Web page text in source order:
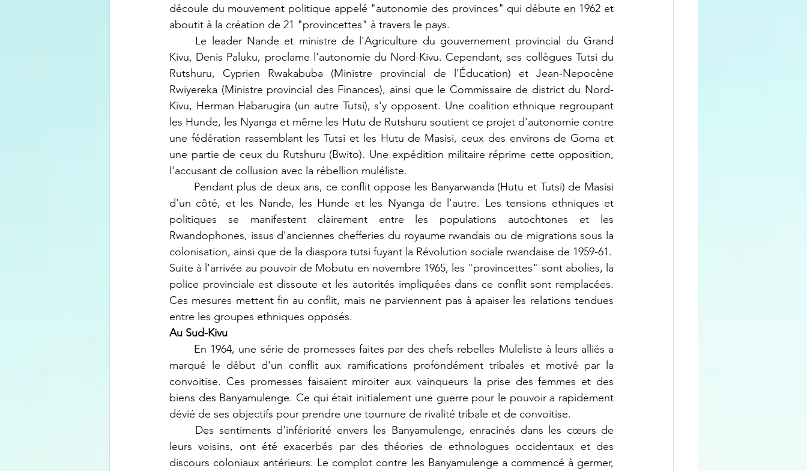
découle du mouvement politique appelé "autonomie des provinces" qui débute en 1962 et
aboutit à la création de 21 "provincettes" à travers le pays.
Kivu, Denis Paluku, proclame l'autonomie du Nord-Kivu. Cependant, ses collègues Tutsi du
Rutshuru, Cyprien Rwakabuba (Ministre provincial de l'Éducation) et Jean-Nepocène
Rwiyereka (Ministre provincial des Finances), ainsi que le Commissaire de district du Nord-
Kivu, Herman Habarugira (un autre Tutsi), s'y opposent. Une coalition ethnique regroupant
les Hunde, les Nyanga et même les Hutu de Rutshuru soutient ce projet d'autonomie contre
une fédération rassemblant les Tutsi et les Hutu de Masisi, ceux des environs de Goma et
une partie de ceux du Rutshuru (Bwito). Une expédition militaire réprime cette opposition,
l'accusant de collusion avec la rébellion muléliste.
d'un côté, et les Nande, les Hunde et les Nyanga de l'autre. Les tensions ethniques et
politiques se manifestent clairement entre les populations autochtones et les
Rwandophones, issus d'anciennes chefferies du royaume rwandais ou de migrations sous la
colonisation, ainsi que de la diaspora tutsi fuyant la Révolution sociale rwandaise de 1959-61.
Suite à l'arrivée au pouvoir de Mobutu en novembre 1965, les "provincettes" sont abolies, la
police provinciale est dissoute et les autorités impliquées dans ce conflit sont remplacées.
Ces mesures mettent fin au conflit, mais ne parviennent pas à apaiser les relations tendues
entre les groupes ethniques opposés.
Au Sud-Kivu
marqué le début d'un conflit aux ramifications profondément tribales et motivé par la
convoitise. Ces promesses faisaient miroiter aux vainqueurs la prise des femmes et des
biens des Banyamulenge. Ce qui était initialement une guerre pour le pouvoir a rapidement
dévié de ses objectifs pour prendre une tournure de rivalité tribale et de convoitise.
leurs voisins, ont été exacerbés par des théories de ethnologues occidentaux et des
discours coloniaux antérieurs. Le complot contre les Banyamulenge a commencé à germer,